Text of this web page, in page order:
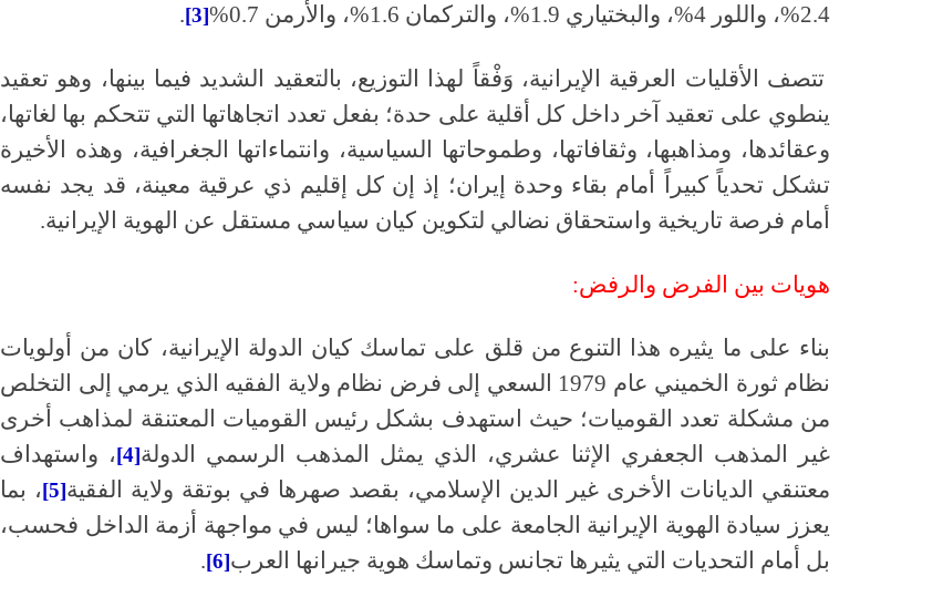
2.4%، واللور 4%، والبختياري 1.9%، والتركمان 1.6%، والأرمن 0.7%
[3]
.
تتصف الأقليات العرقية الإيرانية، وَفْقاً لهذا التوزيع، بالتعقيد الشديد فيما بينها، وهو تعقيد
ينطوي على تعقيد آخر داخل كل أقلية على حدة؛ بفعل تعدد اتجاهاتها التي تتحكم بها لغاتها،
وعقائدها، ومذاهبها، وثقافاتها، وطموحاتها السياسية، وانتماءاتها الجغرافية، وهذه الأخيرة
تشكل تحدياً كبيراً أمام بقاء وحدة إيران؛ إذ إن كل إقليم ذي عرقية معينة، قد يجد نفسه
أمام فرصة تاريخية واستحقاق نضالي لتكوين كيان سياسي مستقل عن الهوية الإيرانية.
هويات بين الفرض والرفض:
بناء على ما يثيره هذا التنوع من قلق على تماسك كيان الدولة الإيرانية، كان من أولويات
نظام ثورة الخميني عام 1979 السعي إلى فرض نظام ولاية الفقيه الذي يرمي إلى التخلص
من مشكلة تعدد القوميات؛ حيث استهدف بشكل رئيس القوميات المعتنقة لمذاهب أخرى
غير المذهب الجعفري الإثنا عشري، الذي يمثل المذهب الرسمي الدولة[4]
، واستهداف
معتنقي الديانات الأخرى غير الدين الإسلامي، بقصد صهرها في بوتقة ولاية الفقية[5]
، بما
يعزز سيادة الهوية الإيرانية الجامعة على ما سواها؛ ليس في مواجهة أزمة الداخل فحسب،
بل أمام التحديات التي يثيرها تجانس وتماسك هوية جيرانها العرب[6]
.